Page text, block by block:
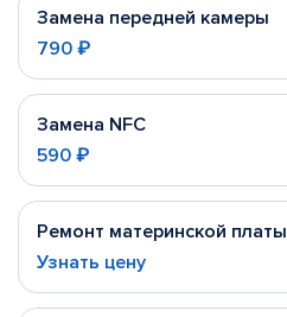
Замена передней камеры
790 ₽
Замена NFC
590 ₽
Ремонт материнской платы
Узнать цену